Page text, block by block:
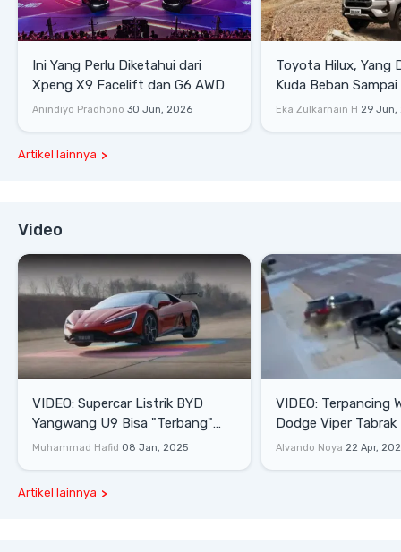
Ini Yang Perlu Diketahui dari
Xpeng X9 Facelift dan G6 AWD
Anindiyo Pradhono 30 Jun, 2026
Toyota Hilux, Yang
Kuda Beban
Lifestyle
Eka Zulkarnain H 29 Jun,
Artikel lainnya
Video
VIDEO: Supercar Listrik BYD
Yangwang U9 Bisa "Terbang"
Lewati Rintangan
Muhammad Hafid 08 Jan, 2025
VIDEO: Terpancing
Dodge Viper Tabrak
Saat Burnout
Alvando Noya 22 Apr,
Artikel lainnya